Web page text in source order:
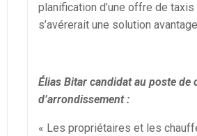
planification d’une offre de
s’avérerait une solution
Élias Bitar candidat au poste de
d’arrondissement :
« Les propriétaires et les